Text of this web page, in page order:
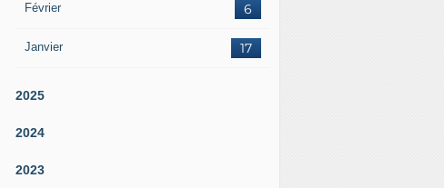
Février 6
Janvier 17
2025
2024
2023